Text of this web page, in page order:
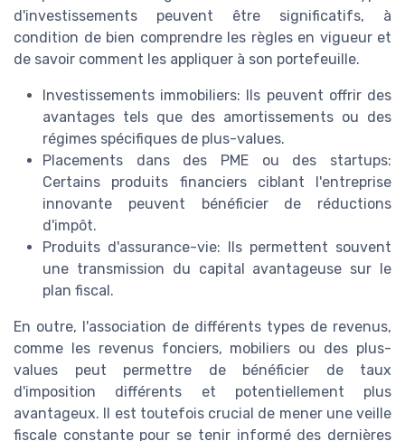
d'investissements peuvent être significatifs, à
condition de bien comprendre les règles en vigueur et
de savoir comment les appliquer à son portefeuille.
Investissements immobiliers: Ils peuvent offrir des
avantages tels que des amortissements ou des
régimes spécifiques de plus-values.
Placements dans des PME ou des startups:
Certains produits financiers ciblant l'entreprise
innovante peuvent bénéficier de réductions
d'impôt.
Produits d'assurance-vie: Ils permettent souvent
une transmission du capital avantageuse sur le
plan fiscal.
En outre, l'association de différents types de revenus,
comme les revenus fonciers, mobiliers ou des plus-
values peut permettre de bénéficier de taux
d'imposition différents et potentiellement plus
avantageux. Il est toutefois crucial de mener une veille
fiscale constante pour se tenir informé des dernières